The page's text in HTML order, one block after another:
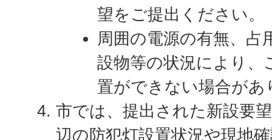
望をご提出ください。
周囲の電源の有無、占
設物等の状況により、
置ができない場合があ
市では、提出された新設要
辺の防犯灯設置状況や現地